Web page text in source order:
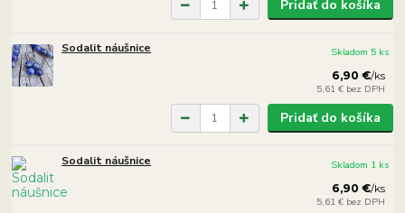
Pridať do košíka
Sodalit náušnice
6,90 €/ks
5,61 € bez DPH
Skladom 5 ks
Pridať do košíka
Sodalit náušnice
6,90 €/ks
5,61 € bez DPH
Skladom 1 ks